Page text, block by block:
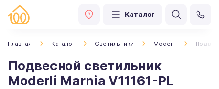
Каталог
Главная Каталог Светильники Moderli
Подвесной светильник
Moderli Marnia V11161-PL